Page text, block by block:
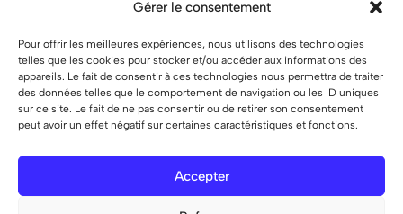
Gérer le consentement
Pour offrir les meilleures expériences, nous utilisons des technologies
telles que les cookies pour stocker et/ou accéder aux informations des
appareils. Le fait de consentir à ces technologies nous permettra de traiter
des données telles que le comportement de navigation ou les ID uniques
sur ce site. Le fait de ne pas consentir ou de retirer son consentement
peut avoir un effet négatif sur certaines caractéristiques et fonctions.
Accepter
07.80.34.95.97
Aide
Liens